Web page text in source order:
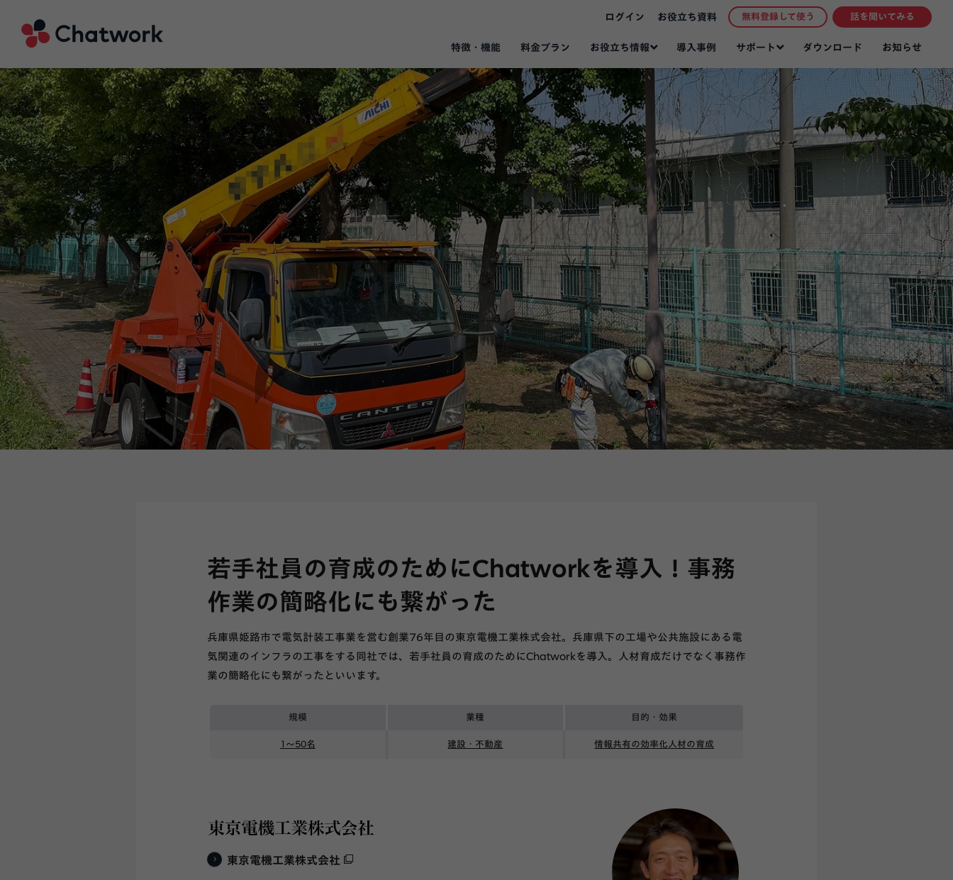
特徴・機能 料金プラン お役立ち情報 導入事例 サポート ダウンロード お知らせ
ログイン お役立ち資料 無料登録して使う 話を聞いてみる
若手社員の育成のためにChatworkを導入！事務
作業の簡略化にも繋がった
兵庫県姫路市で電気計装工事業を営む創業76年目の東京電機工業株式会社。兵庫県下の工場や公共施設にある電
気関連のインフラの工事をする同社では、若手社員の育成のためにChatworkを導入。人材育成だけでなく事務作
業の簡略化にも繋がったといいます。
規模
1〜50名
業種
建設・不動産
目的・効果
情報共有の効率化 人材の育成
東京電機工業株式会社